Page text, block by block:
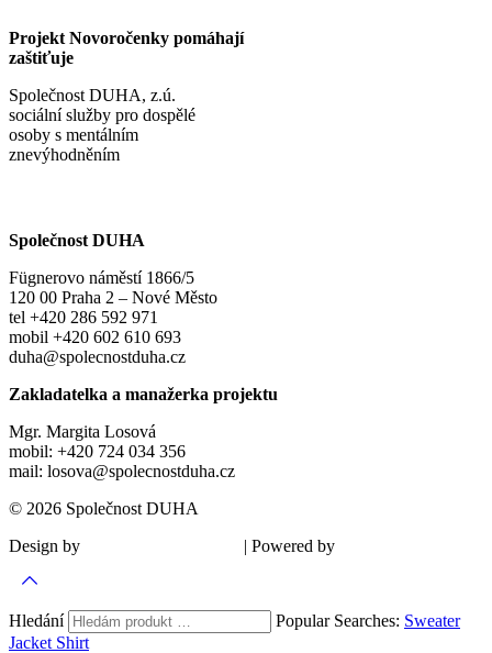
Projekt Novoročenky pomáhají
zaštiťuje
Společnost DUHA, z.ú.
sociální služby pro dospělé
osoby s mentálním
znevýhodněním
Společnost DUHA
Fügnerovo náměstí 1866/5
120 00 Praha 2 – Nové Město
tel +420 286 592 971
mobil +420 602 610 693
duha@spolecnostduha.cz
Zakladatelka a manažerka projektu
Mgr. Margita Losová
mobil: +420 724 034 356
mail: losova@spolecnostduha.cz
© 2026 Společnost DUHA
Design by
| Powered by
Hledání Popular Searches: Sweater
Jacket Shirt